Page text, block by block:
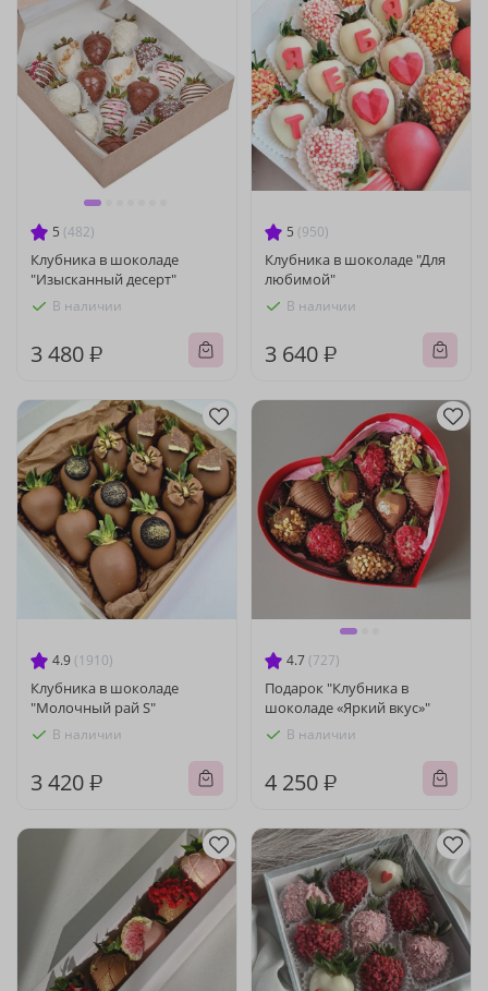
5 (482)
Клубника в шоколаде
"Изысканный десерт"
В наличии
3 480 ₽
5 (950)
Клубника в шоколаде "Для
любимой"
В наличии
3 640 ₽
4.9 (1910)
Клубника в шоколаде
"Молочный рай S"
В наличии
3 420 ₽
4.7 (727)
Подарок "Клубника в
шоколаде «Яркий вкус»"
В наличии
4 250 ₽